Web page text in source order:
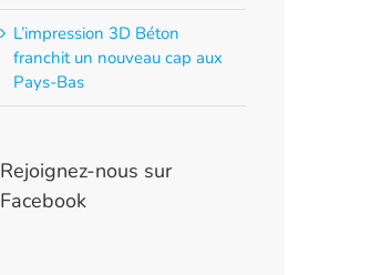
L’impression 3D Béton
franchit un nouveau cap aux
Pays-Bas
Rejoignez-nous sur
Facebook